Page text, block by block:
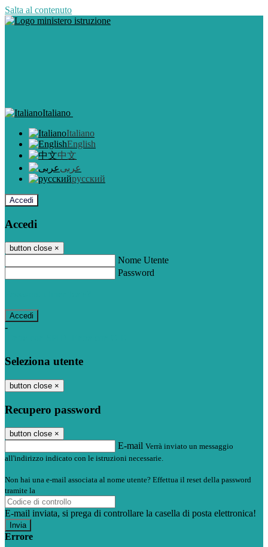
Salta al contenuto
Italiano
Italiano
English
中文
عربى
русский
Accedi
Accedi
button close ×
Nome Utente
Password
-
Seleziona utente
button close ×
Recupero password
button close ×
E-mail Verrà inviato un messaggio
all'indirizzo indicato con le istruzioni necessarie.
Non hai una e-mail associata al nome utente? Effettua il reset della password
tramite la
E-mail inviata, si prega di controllare la casella di posta elettronica!
Errore